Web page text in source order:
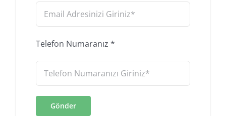
Telefon Numaranız *